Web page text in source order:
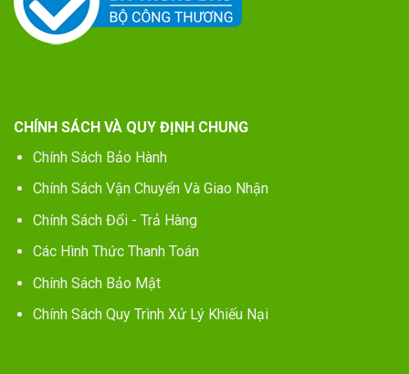
CHÍNH SÁCH VÀ QUY ĐỊNH CHUNG
Chính Sách Bảo Hành
Chính Sách Vận Chuyển Và Giao Nhận
Chính Sách Đổi - Trả Hàng
Các Hình Thức Thanh Toán
Chính Sách Bảo Mật
Chính Sách Quy Trình Xử Lý Khiếu Nại